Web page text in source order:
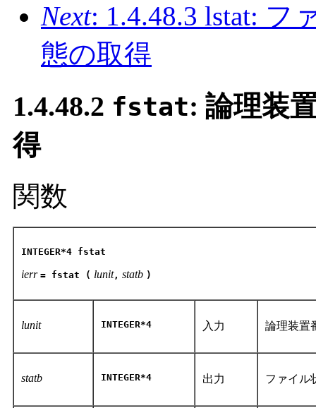
Next: 1.4.48.3 lstat: フ
態の取得
1.4.48.2 fstat: 論理装
得
関数
INTEGER*4 fstat
ierr = fstat ( lunit, statb )
lunit INTEGER*4 入力 論理装置
statb INTEGER*4 出力 ファイル